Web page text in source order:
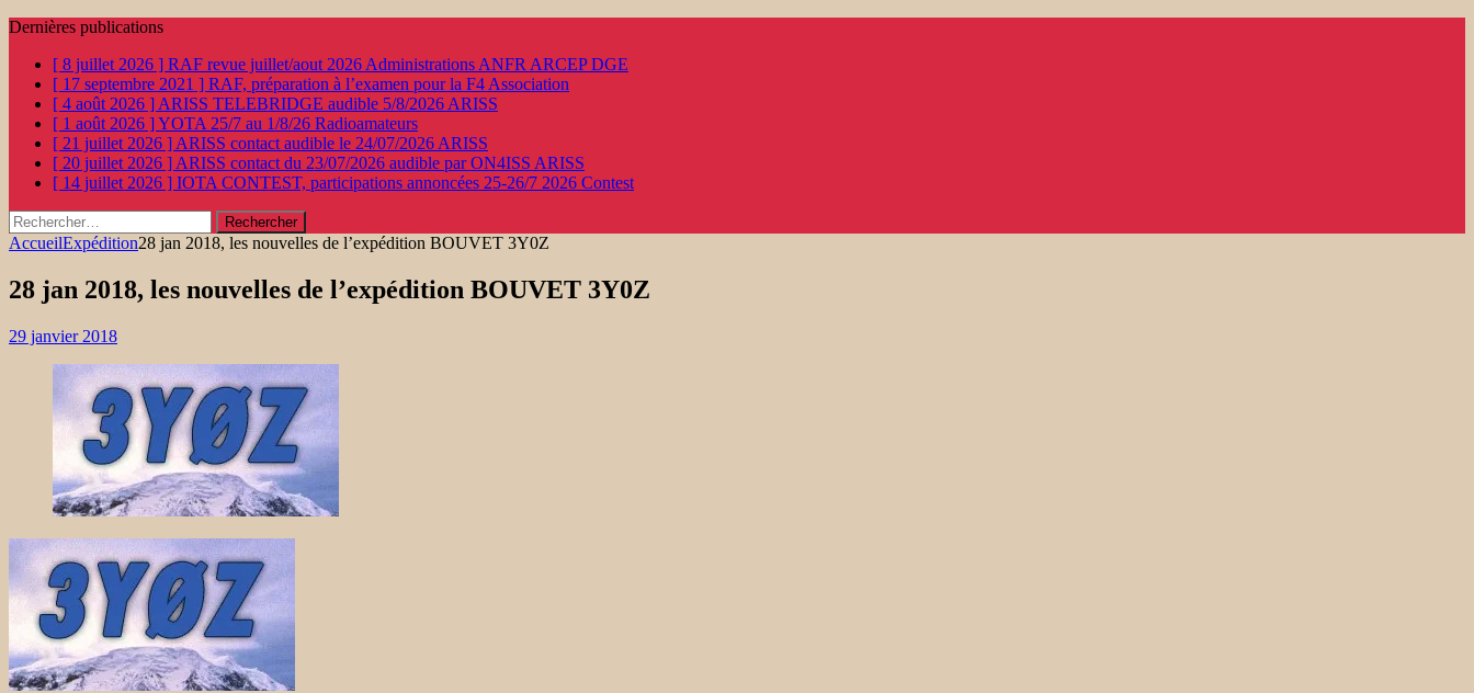
Dernières publications
[ 8 juillet 2026 ] RAF revue juillet/aout 2026 Administrations ANFR ARCEP DGE
[ 17 septembre 2021 ] RAF, préparation à l’examen pour la F4 Association
[ 4 août 2026 ] ARISS TELEBRIDGE audible 5/8/2026 ARISS
[ 1 août 2026 ]YOTA 25/7 au 1/8/26 Radioamateurs
[ 21 juillet 2026 ] ARISS contact audible le 24/07/2026 ARISS
[ 20 juillet 2026 ] ARISS contact du 23/07/2026 audible par ON4ISS ARISS
[ 14 juillet 2026 ] IOTA CONTEST, participations annoncées 25-26/7 2026 Contest
Rechercher :
AccueilExpédition28 jan 2018, les nouvelles de l’expédition BOUVET 3Y0Z
28 jan 2018, les nouvelles de l’expédition BOUVET 3Y0Z
29 janvier 2018